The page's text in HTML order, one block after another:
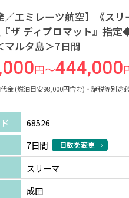
／エミレーツ航空】《ス
ザ ディプロマット』指
マルタ島＞7日間
円～444,000
金 (燃油目安98,000円含む)・諸税等別途
68526
7日間 日数を変更
スリーマ
成田